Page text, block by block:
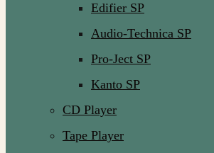
Edifier SP
Audio-Technica SP
Pro-Ject SP
Kanto SP
CD Player
Tape Player